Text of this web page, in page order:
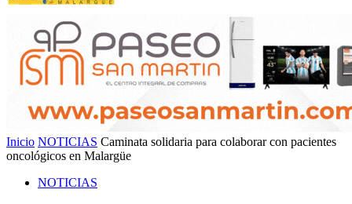
Inicio NOTICIAS Caminata solidaria para colaborar con pacientes
oncológicos en Malargüe
NOTICIAS